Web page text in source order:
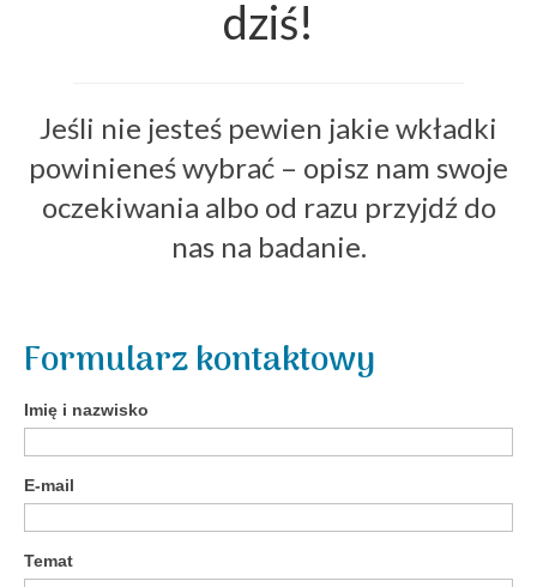
dziś!
Jeśli nie jesteś pewien jakie wkładki
powinieneś wybrać – opisz nam swoje
oczekiwania albo od razu przyjdź do
nas na badanie.
Formularz kontaktowy
Imię i nazwisko
E-mail
Temat